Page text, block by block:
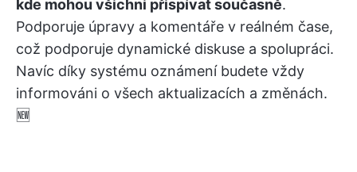
kde mohou všichni přispívat současně.
Podporuje úpravy a komentáře v reálném čase,
což podporuje dynamické diskuse a spolupráci.
Navíc díky systému oznámení budete vždy
informováni o všech aktualizacích a změnách.
🆕